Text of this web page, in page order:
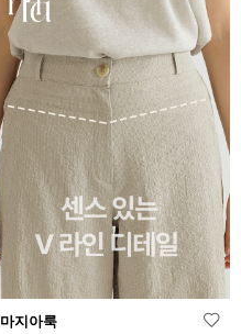
마지아룩